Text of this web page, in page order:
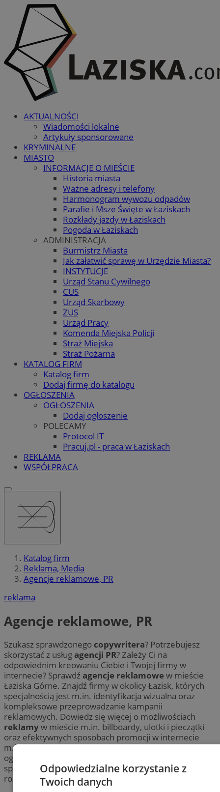
AKTUALNOŚCI
Wiadomości lokalne
Artykuły sponsorowane
KRYMINALNE
MIASTO
INFORMACJE O MIEŚCIE
Historia miasta
Ważne adresy i telefony
Harmonogram wywozu odpadów
Parafie i Msze Święte w Łaziskach
Rozkłady jazdy w Łaziskach
Pogoda w Łaziskach
ADMINISTRACJA
Burmistrz Miasta
Jak załatwić sprawę w Urzędzie Miasta?
INSTYTUCJE
Urząd Stanu Cywilnego
CUS
Urząd Skarbowy
ZUS
Urząd Pracy
Komenda Miejska Policji
Straż Miejska
Straż Pożarna
KATALOG FIRM
Katalog firm
Dodaj firmę do katalogu
OGŁOSZENIA
OGŁOSZENIA
Dodaj ogłoszenie
POLECAMY
Protocol IT
Pracuj.pl - praca w Łaziskach
REKLAMA
WSPÓŁPRACA
Katalog firm
Reklama, Media
Agencje reklamowe, PR
reklama
Agencje reklamowe, PR
Szukasz sprawdzonego copywritera? Potrzebujesz
skorzystać z usług agencji PR? Zależy Ci na
odpowiednim kreowaniu Ciebie i Twojej firmy w
internecie? Sprawdź agencje reklamowew mieście
Łaziska Górne. Znajdź firmy w okolicy Łazisk, których
specjalnością jest m.in. identyfikacja wizualna oraz
kompleksowe przeprowadzanie kampanii
reklamowych. Dowiedz się więcej o możliwościach
reklamyw mieście m.in. billboardy, ulotki i pieczątki
oraz efektywnych sposobach promocji w internecie
m.in. reklamy na portalach miejskich, social media,
ogłoszenia, copywriting. Znajdź profesjonalnych
specjalistów odwizerunkuw Łaziskach i stwórz
rozpoznawalną markę.
Odpowiedzialne korzystanie z
Twoich danych